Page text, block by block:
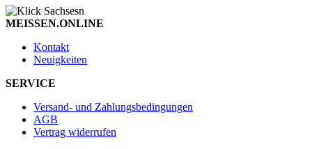
MEISSEN.ONLINE
Kontakt
Neuigkeiten
SERVICE
Versand- und Zahlungsbedingungen
AGB
Vertrag widerrufen